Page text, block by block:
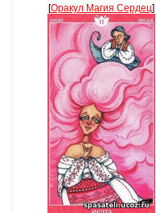
[Оракул Магия Сердец]